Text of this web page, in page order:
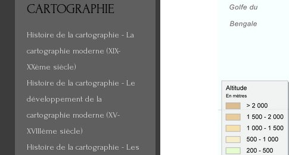
CARTOGRAPHIE
Histoire de la cartographie - La
cartographie moderne (XIX-
XXème siècle)
Histoire de la cartographie - Le
développement de la
cartographie moderne (XV-
XVIIIème siècle)
Histoire de la cartographie - Les